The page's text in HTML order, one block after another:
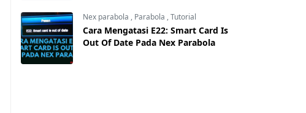
Nex parabola , Parabola ,Tutorial
Cara Mengatasi E22: Smart Card Is
Out Of Date Pada Nex Parabola